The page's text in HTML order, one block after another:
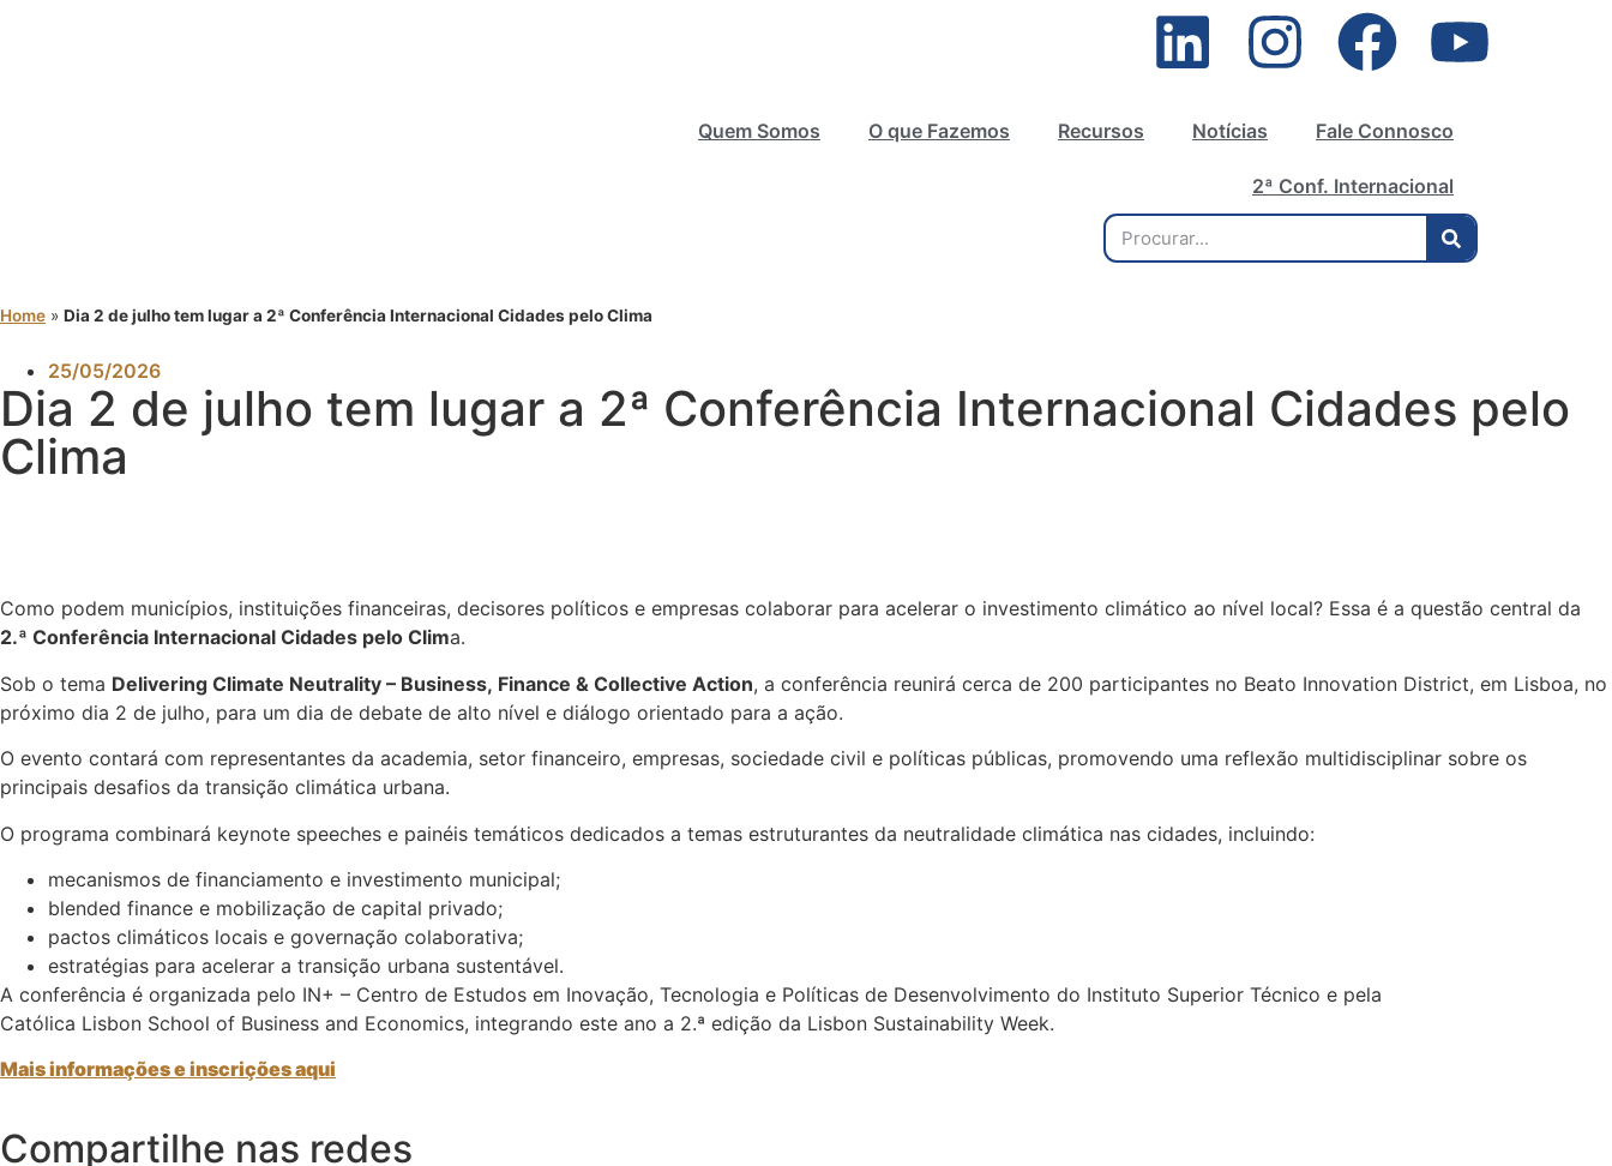
Quem Somos O que Fazemos Recursos Notícias Fale Connosco
2ª Conf. Internacional
Home » Dia 2 de julho tem lugar a 2ª Conferência Internacional Cidades pelo Clima
25/05/2026
Dia 2 de julho tem lugar a 2ª Conferência Internacional Cidades pelo
Clima
Como podem municípios, instituições financeiras, decisores políticos e empresas colaborar para acelerar o investimento climático ao nível local? Essa é a questão central da
2.ª Conferência Internacional Cidades pelo Clima.
Sob o tema Delivering Climate Neutrality – Business, Finance & Collective Action, a conferência reunirá cerca de 200 participantes no Beato Innovation District, em Lisboa, no
próximo dia 2 de julho, para um dia de debate de alto nível e diálogo orientado para a ação.
O evento contará com representantes da academia, setor financeiro, empresas, sociedade civil e políticas públicas, promovendo uma reflexão multidisciplinar sobre os
principais desafios da transição climática urbana.
O programa combinará keynote speeches e painéis temáticos dedicados a temas estruturantes da neutralidade climática nas cidades, incluindo:
mecanismos de financiamento e investimento municipal;
blended finance e mobilização de capital privado;
pactos climáticos locais e governação colaborativa;
estratégias para acelerar a transição urbana sustentável.
A conferência é organizada pelo IN+ – Centro de Estudos em Inovação, Tecnologia e Políticas de Desenvolvimento do Instituto Superior Técnico e pela
Católica Lisbon School of Business and Economics, integrando este ano a 2.ª edição da Lisbon Sustainability Week.
Mais informações e inscrições aqui
Compartilhe nas redes